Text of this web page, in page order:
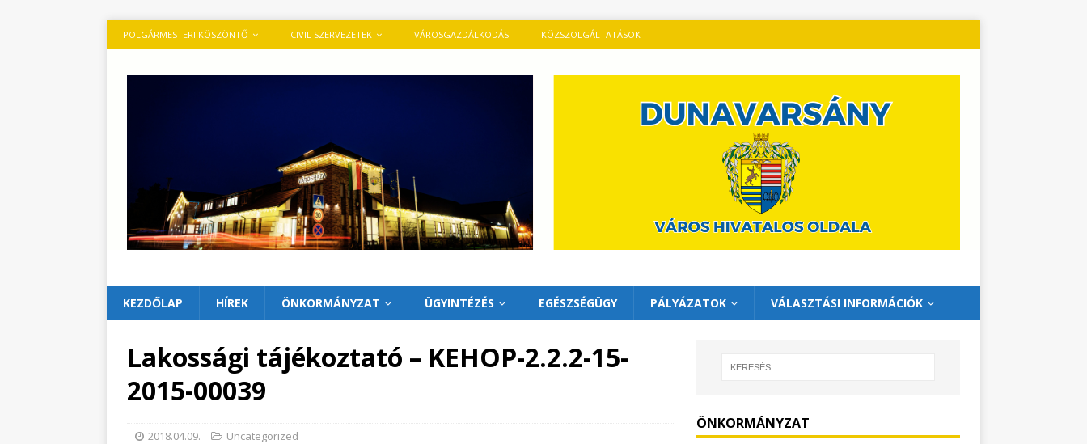
POLGÁRMESTERI KÖSZÖNTŐ CIVIL SZERVEZETEK VÁROSGAZDÁLKODÁS KÖZSZOLGÁLTATÁSOK
KEZDŐLAP HÍREK ÖNKORMÁNYZAT ÜGYINTÉZÉS EGÉSZSÉGÜGY PÁLYÁZATOK VÁLASZTÁSI INFORMÁCIÓK
Lakossági tájékoztató – KEHOP-2.2.2-15-
2015-00039
2018.04.09. Uncategorized
ÖNKORMÁNYZAT